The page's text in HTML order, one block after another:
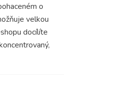
o
velkou
docílíte